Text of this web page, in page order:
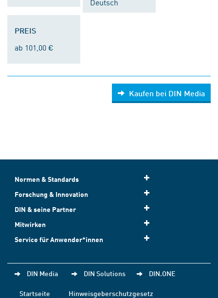
PREIS
ab 101,00 €
Kaufen bei DIN Media
Normen & Standards
Forschung & Innovation
DIN & seine Partner
Mitwirken
Service für Anwender*innen
DIN Media DIN Solutions DIN.ONE
Startseite
Hinweisgeberschutzgesetz